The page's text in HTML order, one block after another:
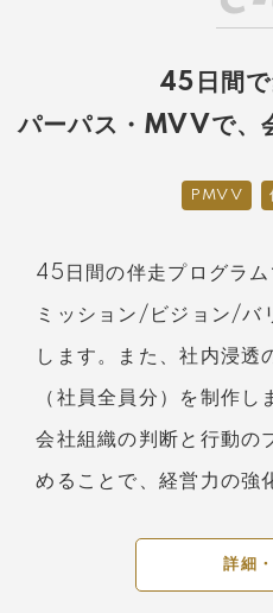
45日間で
パーパス・MVVで、
PMVV
45日間の伴走プログラ
ミッション/ビジョン/バ
します。また、社内浸
（社員全員分）を制作し
会社組織の判断と行動の
めることで、経営力の強
詳細